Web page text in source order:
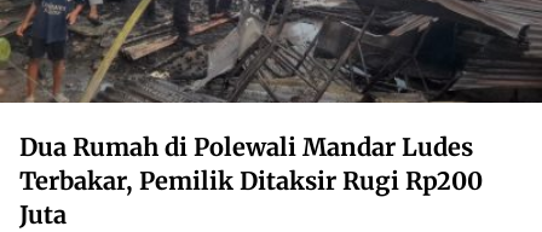
Dua Rumah di Polewali Mandar Ludes
Terbakar, Pemilik Ditaksir Rugi Rp200
Juta